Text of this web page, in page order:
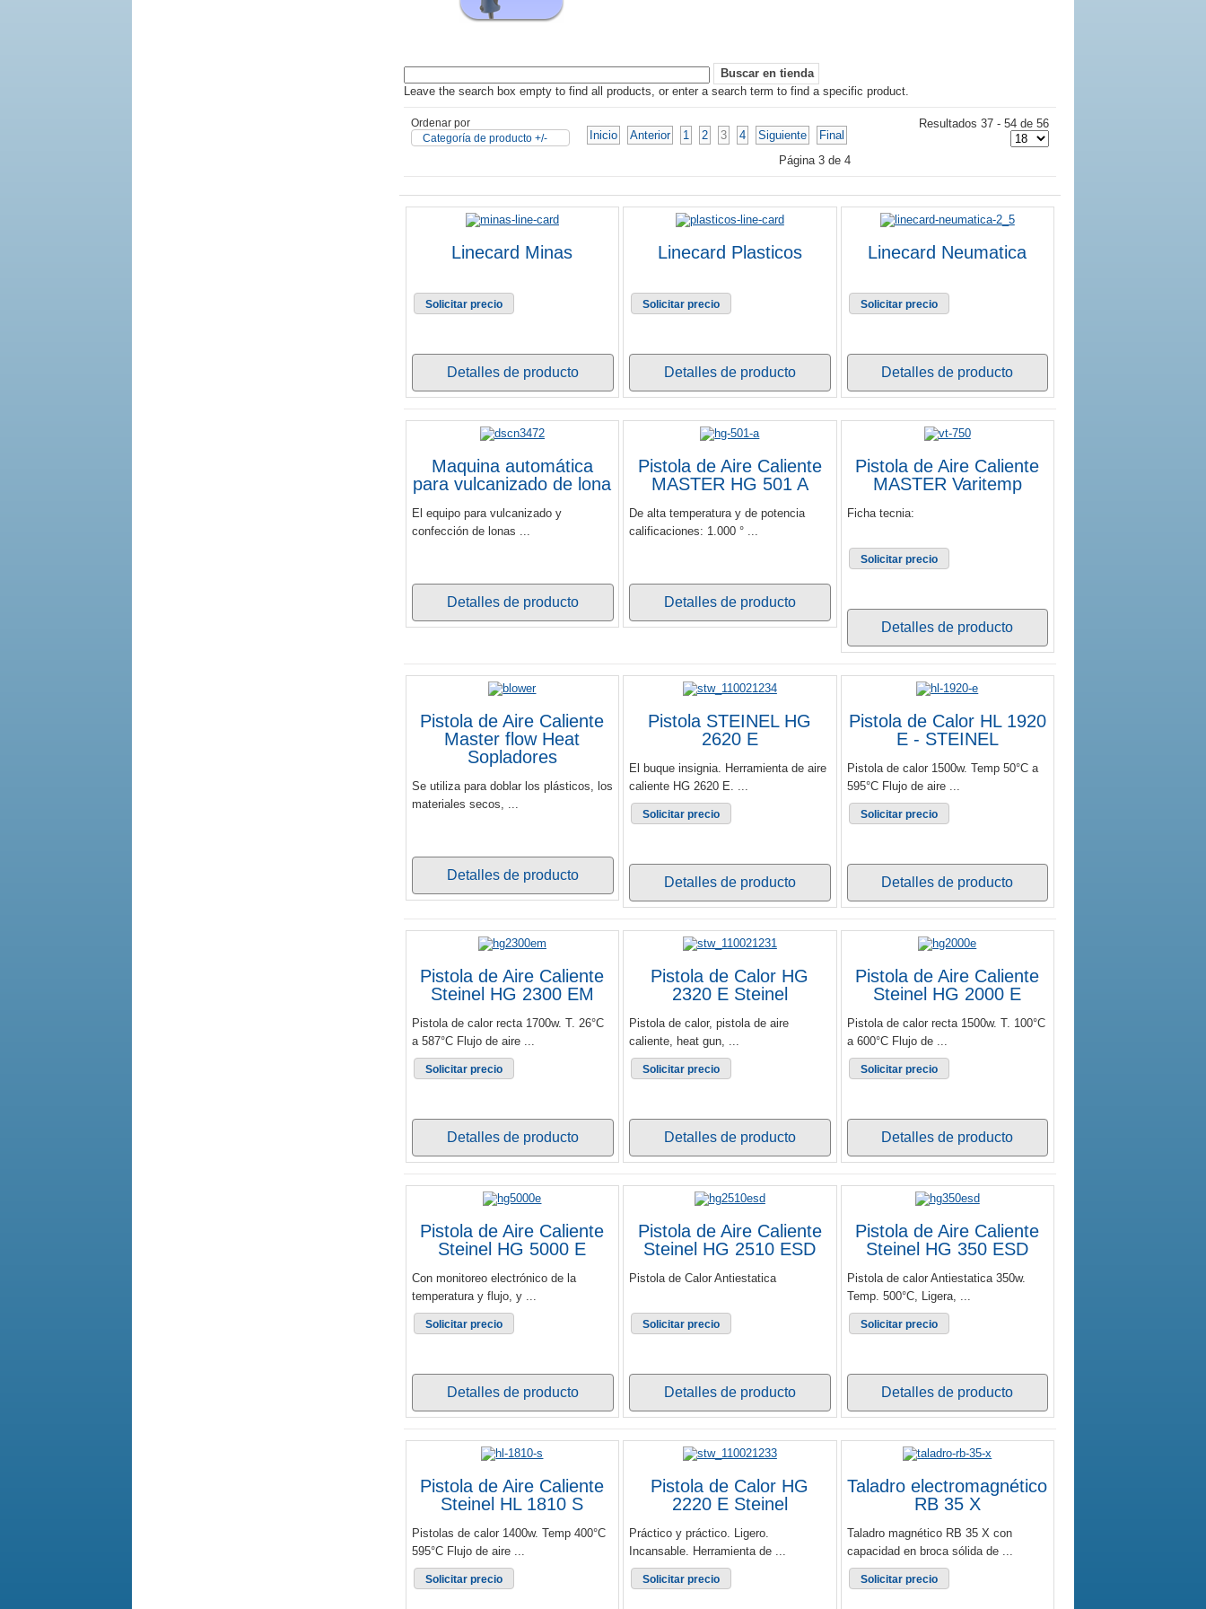
Leave the search box empty to find all products, or enter a search term to find a specific product.
Ordenar por
Categoría de producto +/-
Inicio Anterior 1 2 3 4 Siguiente
Final
Página 3 de 4
Resultados 37 - 54 de 56
Linecard Minas
Solicitar precio
Detalles de producto
Linecard Plasticos
Solicitar precio
Detalles de producto
Linecard Neumatica
Solicitar precio
Detalles de producto
Maquina automática
para vulcanizado de lona
El equipo para vulcanizado y
confección de lonas ...
Detalles de producto
Pistola de Aire Caliente
MASTER HG 501 A
De alta temperatura y de potencia
calificaciones: 1.000 ° ...
Detalles de producto
Pistola de Aire Caliente
MASTER Varitemp
Ficha tecnia:
Solicitar precio
Detalles de producto
Pistola de Aire Caliente
Master flow Heat
Sopladores
Se utiliza para doblar los plásticos, los
materiales secos, ...
Detalles de producto
Pistola STEINEL HG
2620 E
El buque insignia. Herramienta de aire
caliente HG 2620 E. ...
Solicitar precio
Detalles de producto
Pistola de Calor HL 1920
E - STEINEL
Pistola de calor 1500w. Temp 50°C a
595°C Flujo de aire ...
Solicitar precio
Detalles de producto
Pistola de Aire Caliente
Steinel HG 2300 EM
Pistola de calor recta 1700w. T. 26°C
a 587°C Flujo de aire ...
Solicitar precio
Detalles de producto
Pistola de Calor HG
2320 E Steinel
Pistola de calor, pistola de aire
caliente, heat gun, ...
Solicitar precio
Detalles de producto
Pistola de Aire Caliente
Steinel HG 2000 E
Pistola de calor recta 1500w. T. 100°C
a 600°C Flujo de ...
Solicitar precio
Detalles de producto
Pistola de Aire Caliente
Steinel HG 5000 E
Con monitoreo electrónico de la
temperatura y flujo, y ...
Solicitar precio
Detalles de producto
Pistola de Aire Caliente
Steinel HG 2510 ESD
Pistola de Calor Antiestatica
Solicitar precio
Detalles de producto
Pistola de Aire Caliente
Steinel HG 350 ESD
Pistola de calor Antiestatica 350w.
Temp. 500°C, Ligera, ...
Solicitar precio
Detalles de producto
Pistola de Aire Caliente
Steinel HL 1810 S
Pistolas de calor 1400w. Temp 400°C
595°C Flujo de aire ...
Solicitar precio
Pistola de Calor HG
2220 E Steinel
Práctico y práctico. Ligero.
Incansable. Herramienta de ...
Solicitar precio
Taladro electromagnético
RB 35 X
Taladro magnético RB 35 X con
capacidad en broca sólida de ...
Solicitar precio